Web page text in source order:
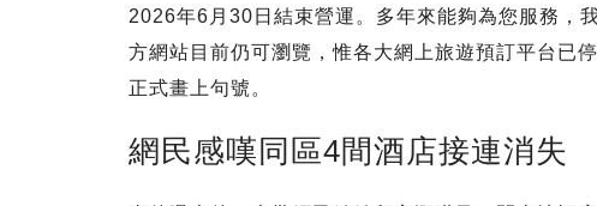
2026年6月30日結束營運。多年來能夠為您服務，
方網站目前仍可瀏覽，惟各大網上旅遊預訂平台已
正式畫上句號。
網民感嘆同區4間酒店接連消失